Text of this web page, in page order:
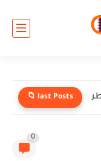
📁 last Posts
0